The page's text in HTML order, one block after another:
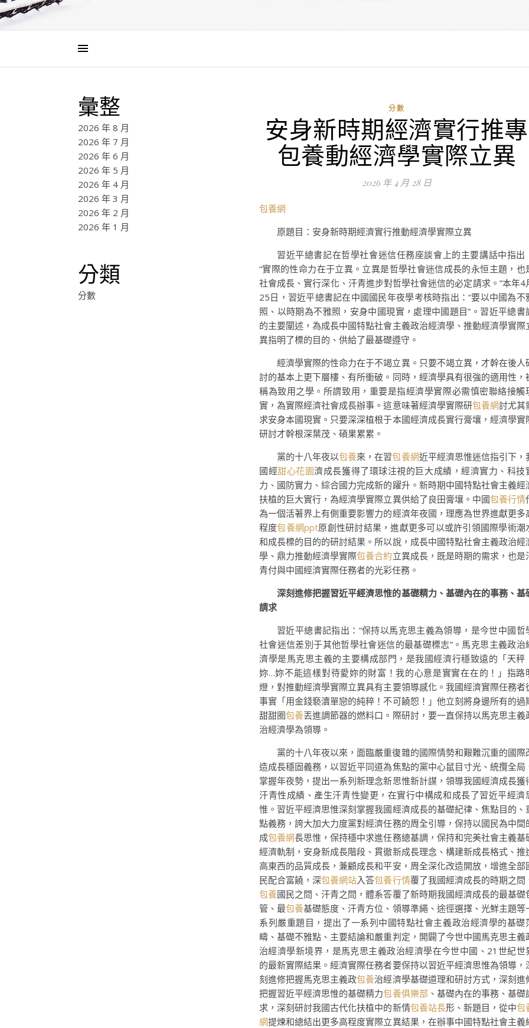
彙整
2026 年 8 月
2026 年 7 月
2026 年 6 月
2026 年 5 月
2026 年 4 月
2026 年 3 月
2026 年 2 月
2026 年 1 月
分類
分數
分數
安身新時期經濟實行推專
包養動經濟學實際立異
2026 年 4 月 28 日
包養網
原題目：安身新時期經濟實行推動經濟學實際立異
習近平總書記在哲學社會迷信任務座談會上的主要講話中指出
“實際的性命力在于立異。立異是哲學社會迷信成長的永恒主題，也
社會成長、實行深化、汗青進步對哲學社會迷信的必定請求。”本年4
25日，習近平總書記在中國國民年夜學考核時指出：“要以中國為不
照、以時期為不雅照，安身中國現實，處理中國題目”。習近平總書
的主要闡述，為成長中國特點社會主義政治經濟學、推動經濟學實際
異指明了標的目的、供給了最基礎遵守。
經濟學實際的性命力在于不竭立異。只要不竭立異，才幹在後人
討的基本上更下層樓、有所衝破。同時，經濟學具有很強的適用性，
稱為致用之學。所謂致用，重要是指經濟學實際必需慎密聯絡接觸
實，為實際經濟社會成長辦事。這意味著經濟學實際研包養網討尤其
求安身本國現實。只要深深植根于本國經濟成長實行膏壤，經濟學實
研討才幹根深葉茂、碩果累累。
黨的十八年夜以包養來，在習包養網近平經濟思惟迷信指引下，
國經甜心花園濟成長獲得了環球注視的巨大成績，經濟實力、科技
力、國防實力、綜合國力完成新的躍升。新時期中國特點社會主義經
扶植的巨大實行，為經濟學實際立異供給了良田膏壤。中國包養行情
為一個活著界上有側重要影響力的經濟年夜國，理應為世界進獻更多
程度包養網ppt原創性研討結果，進獻更多可以或許引領國際學術潮
和成長標的目的的研討結果。所以說，成長中國特點社會主義政治經
學、鼎力推動經濟學實際包養合約立異成長，既是時期的需求，也是
青付與中國經濟實際任務者的光彩任務。
深刻進修把握習近平經濟思惟的基礎精力、基礎內在的事務、基
請求
習近平總書記指出：“保持以馬克思主義為領導，是今世中國哲
社會迷信差別于其他哲學社會迷信的最基礎標志”。馬克思主義政治
濟學是馬克思主義的主要構成部門，是我國經濟行穩致遠的「天秤
妳…妳不能這樣對待愛妳的財富！我的心意是實實在在的！」指路
燈，對推動經濟學實際立異具有主要領導感化。我國經濟實際任務者
事實「用金錢褻瀆單戀的純粹！不可饒恕！」他立刻將身邊所有的過
甜甜圈包養丟進調節器的燃料口。際研討，要一直保持以馬克思主義
治經濟學為領導。
黨的十八年夜以來，面臨嚴重復雜的國際情勢和艱難沉重的國際
造成長穩固義務，以習近平同道為焦點的黨中心鼠目寸光、統攬全局
掌握年夜勢，提出一系列新理念新思惟新計謀，領導我國經濟成長獲
汗青性成績、產生汗青性變更，在實行中構成和成長了習近平經濟
惟。習近平經濟思惟深刻掌握我國經濟成長的基礎紀律、焦點目的、
點義務，誇大加大力度黨對經濟任務的周全引導，保持以國民為中間
成包養網長思惟，保持穩中求進任務總基調，保持和完美社會主義基
經濟軌制，安身新成長階段、貫徹新成長理念、構建新成長格式、推
高東西的品質成長，兼顧成長和平安，周全深化改造開放，增進全部
民配合富饒，深包養網站入答包養行情覆了我國經濟成長的時期之問
包養國民之問、汗青之問，體系答覆了新時期我國經濟成長的最基礎
管、最包養基礎態度、汗青方位、領導準繩、途徑選擇、光鮮主題等
系列嚴重題目，提出了一系列中國特點社會主義政治經濟學的基礎
疇、基礎不雅點、主要結論和嚴重判定，開闢了今世中國馬克思主義
治經濟學新境界，是馬克思主義政治經濟學在今世中國、21世紀世
的最新實際結果。經濟實際任務者要保持以習近平經濟思惟為領導，
刻進修把握馬克思主義政包養治經濟學基礎道理和研討方式，深刻進
把握習近平經濟思惟的基礎精力包養俱樂部 、基礎內在的事務、基礎
求，深刻研討我國古代化扶植中的新情包養站長形、新題目，從中包
網提煉和總結出更多高程度實際立異結果，在辦事中國特點社會主義